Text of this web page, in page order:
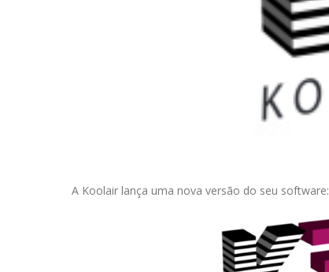
A Koolair lança uma nova versão do seu software: